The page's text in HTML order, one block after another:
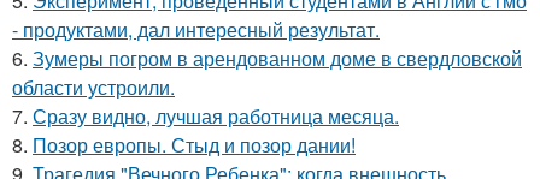
- продуктами, дал интересный результат.
6. Зумеры погром в арендованном доме в свердловской
области устроили.
7. Сразу видно, лучшая работница месяца.
8. Позор европы. Стыд и позор дании!